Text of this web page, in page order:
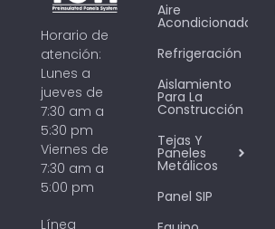
Horario de
atención:
Lunes a
jueves de
7:30 am a
5:30 pm
Viernes de
7:30 am a
5:00 pm
Línea
Aire
Acondicionado
Refrigeración
Aislamiento
Para La
Construcción
Tejas Y
Paneles
Metálicos
Panel SIP